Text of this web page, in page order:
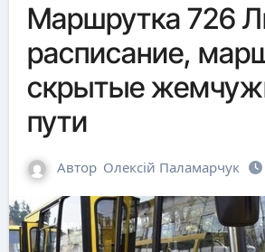
Маршрутка 726
расписание,
скрытые
пути
Автор Олексій Паламарчук